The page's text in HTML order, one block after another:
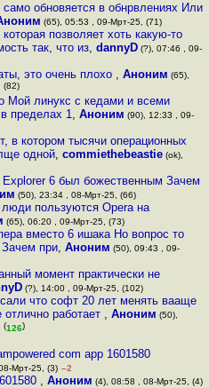
обновяется в обнрвлениях Или
(65), 05:53 , 09-Мрт-25, (71)
позволяет хоть какую-то
так, что из, dannyD(?), 07:46 , 09-
это очень плохо , Аноним (65),
(82)
Мой линукс с кедами и всеми
пределах 1, Аноним (90), 12:33 , 09-
в котором тысячи операционных
одной, commiethebeastie(ok),
6 был божественным Зачем
(50), 23:34 , 08-Мрт-25, (66)
пользуются Opera на
(65), 06:20 , 09-Мрт-25, (73)
вместо 6 ишака Но вопрос то
при,Аноним (50), 09:43 , 09-
момент практически не
(?), 14:00 , 09-Мрт-25, (102)
что софт 20 лет менять вааще
работает , Аноним (50),
(126)
com app 1601580
Мрт-25, (3) –2
, Аноним (4), 08:58 , 08-Мрт-25, (4)